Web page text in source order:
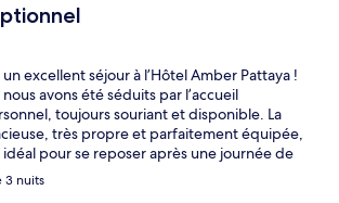
excellent séjour à l’Hôtel Amber Pattaya !
avons été séduits par l’accueil
toujours souriant et disponible. La
très propre et parfaitement équipée,
pour se reposer après une journée de
nous avons profité d’un petit déjeuner
nous avons particulièrement adoré savourer
3 nuits